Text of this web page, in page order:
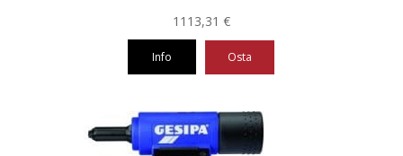
1113,31 €
Info Osta